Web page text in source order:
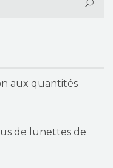
aux quantités
de lunettes de